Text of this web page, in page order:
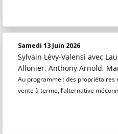
Samedi 13 Juin 2026
Sylvain Lévy-Valensi avec
Allonier, Anthony Arnold,
Au programme : des propriétaires
vente à terme, l’alternative